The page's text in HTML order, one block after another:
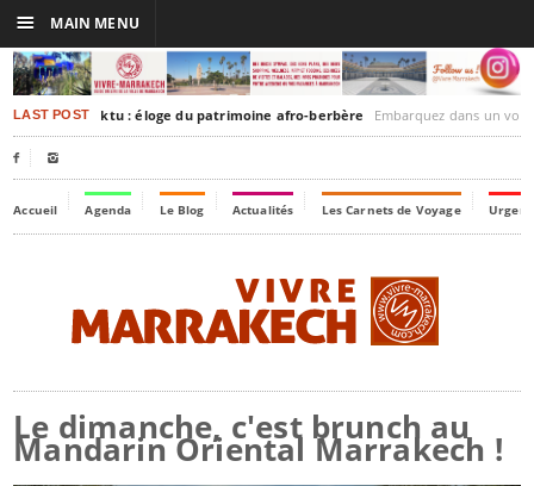
LAST POSTTimbuktu : éloge du patrimoine afro-berbère Embarquez dans un voyage culturel dans le
 
Accueil Agenda Le Blog Actualités Les Carnets de Voyage
Le dimanche, c'est brunch au
Mandarin Oriental Marrakech !
☰ MAIN MENU